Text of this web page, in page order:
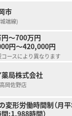
るよう変更予定です。
日とワークライフバラ
備薬まで、従業員割引制
！
市
端線)
～700万円
円～420,000円
ースにより異なります
局株式会社
岡佐野店
変形労働時間制（月
:1,988時間）